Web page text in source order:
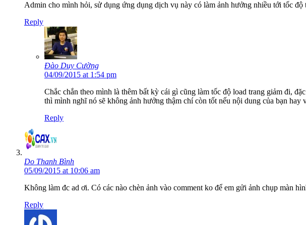
Admin cho mình hỏi, sử dụng ứng dụng dịch vụ này có làm ảnh hưởng nhiều tới tốc
Reply
Đào Duy Cường
04/09/2015 at 1:54 pm
Chắc chắn theo mình là thêm bất kỳ cái gì cũng làm tốc độ load trang giảm đi,
thì mình nghĩ nó sẽ không ảnh hưởng thậm chí còn tốt nếu nội dung của bạn
Reply
Do Thanh Bình
05/09/2015 at 10:06 am
Không làm đc ad ơi. Có các nào chèn ảnh vào comment ko để em gửi ảnh chụp màn
Reply